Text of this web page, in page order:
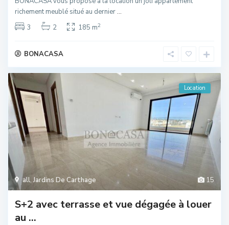
richement meublé situé au dernier...
3
2 185 m2
BONACASA
15
all,Jardins De Carthage
Location
S+2 avec terrasse et vue dégagée à louer
au ...